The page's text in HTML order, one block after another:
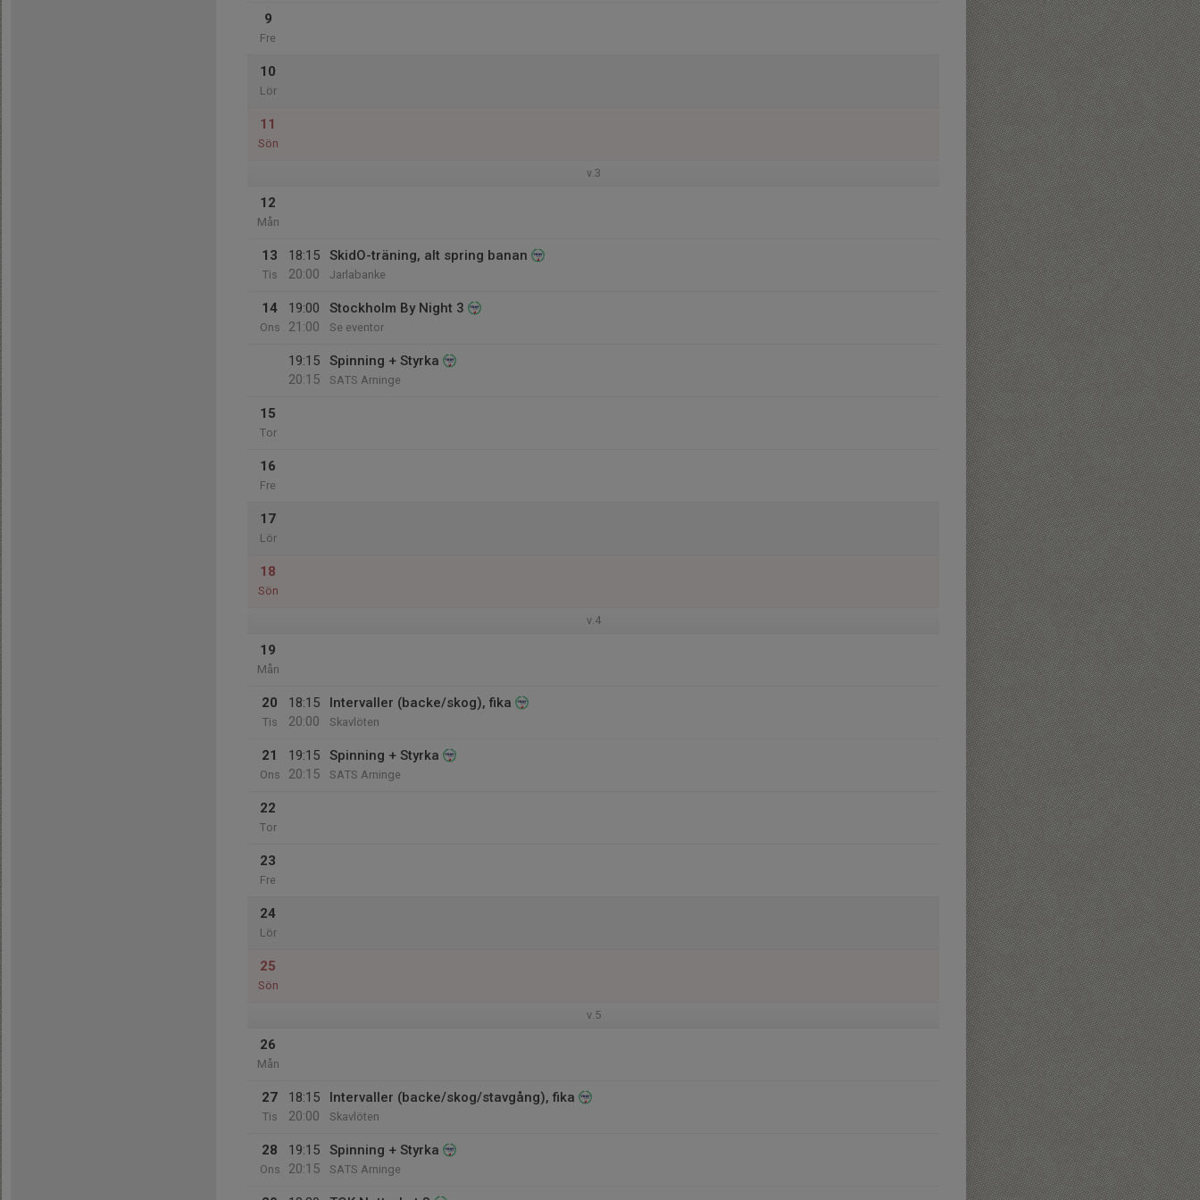
9
Fre
10
Lör
11
Sön
v.3
12
Mån
13
Tis
18:15
20:00
SkidO-träning, alt spring banan
Jarlabanke
14
Ons
19:00
21:00
Stockholm By Night 3
Se eventor
19:15
20:15
Spinning + Styrka
SATS Arninge
15
Tor
16
Fre
17
Lör
18
Sön
v.4
19
Mån
20
Tis
18:15
20:00
Intervaller (backe/skog), fika
Skavlöten
21
Ons
19:15
20:15
Spinning + Styrka
SATS Arninge
22
Tor
23
Fre
24
Lör
25
Sön
v.5
26
Mån
27
Tis
18:15
20:00
Intervaller (backe/skog/stavgång), fika
Skavlöten
28
Ons
19:15
20:15
Spinning + Styrka
SATS Arninge